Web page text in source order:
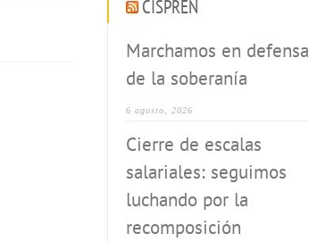
CISPREN
Marchamos en defensa
de la soberanía
6 agosto, 2026
Cierre de escalas
salariales: seguimos
luchando por la
recomposición